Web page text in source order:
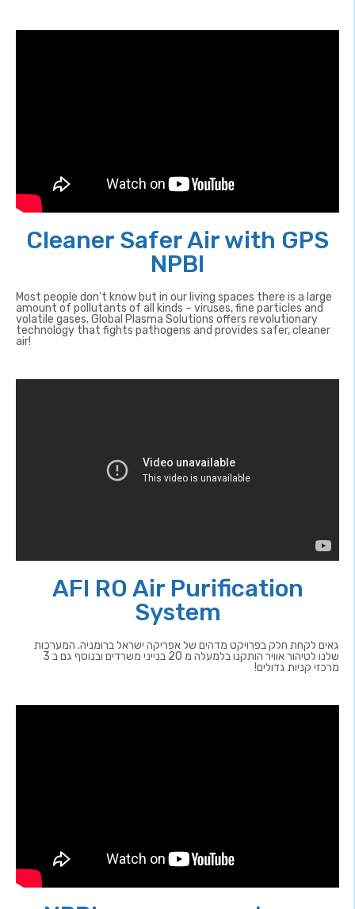
Cleaner Safer Air with GPS
NPBI
Most people don't know but in our living spaces there is a large
amount of pollutants of all kinds – viruses, fine particles and
volatile gases. Global Plasma Solutions offers revolutionary
technology that fights pathogens and provides safer, cleaner
air!
AFI RO Air Purification
System
גאים לקחת חלק בפרויקט מדהים של אפריקה ישראל ברומניה. המערכות
שלנו לטיהור אוויר הותקנו בלמעלה מ 20 בנייני משרדים ובנוסף גם ב 3
מרכזי קניות גדולים!